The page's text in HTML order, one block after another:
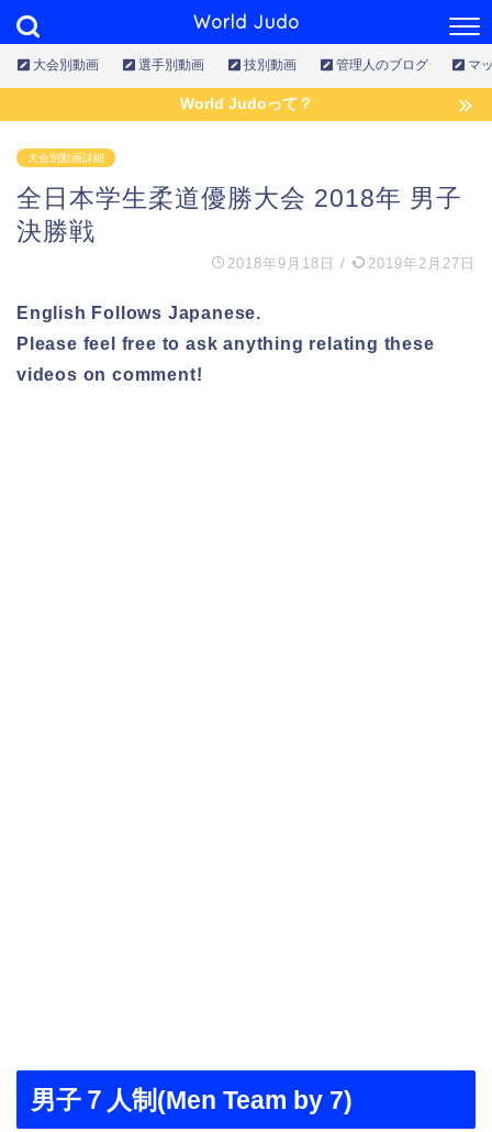
World Judo
大会別動画 選手別動画 技別動画 管理人のブログ マ
World Judoって？
大会別動画詳細
全日本学生柔道優勝大会 2018年 男子
決勝戦
2018年9月18日 / 2019年2月27日
English Follows Japanese.
Please feel free to ask anything relating these
videos on comment!
男子７人制(Men Team by 7)